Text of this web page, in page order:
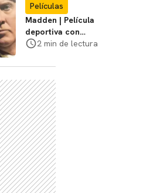
Películas
Madden | Película
deportiva con
Nicolas Cage tendrá
cines
2 min de lectura